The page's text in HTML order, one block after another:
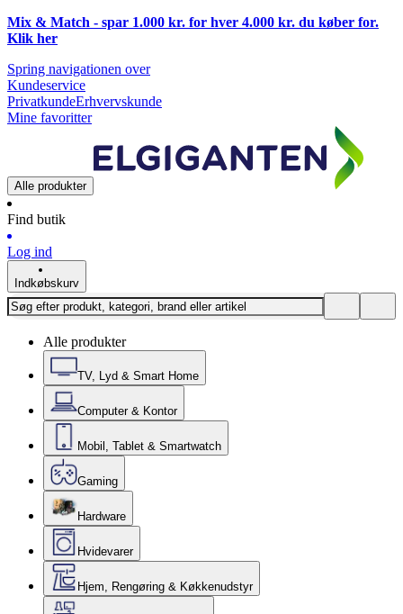
Mix & Match - spar 1.000 kr. for hver 4.000 kr. du køber for.
Klik her
Spring navigationen over
Kundeservice
PrivatkundeErhvervskunde
Mine favoritter
Alle produkter
Find butik
Log ind
Indkøbskurv
Alle produkter
TV, Lyd & Smart Home
Computer & Kontor
Mobil, Tablet & Smartwatch
Gaming
Hardware
Hvidevarer
Hjem, Rengøring & Køkkenudstyr